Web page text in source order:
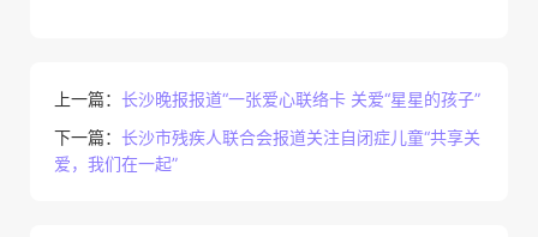
上一篇： 长沙晚报报道“一张爱心联络卡 关爱“星星的孩子”
下一篇： 长沙市残疾人联合会报道关注自闭症儿童“共享关
爱，我们在一起”